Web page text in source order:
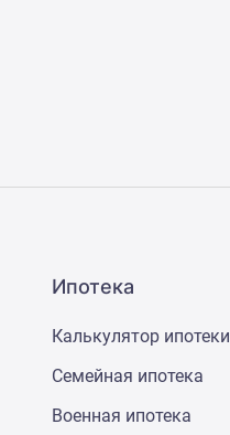
Ипотека
Калькулятор ипотеки
Семейная ипотека
Военная ипотека